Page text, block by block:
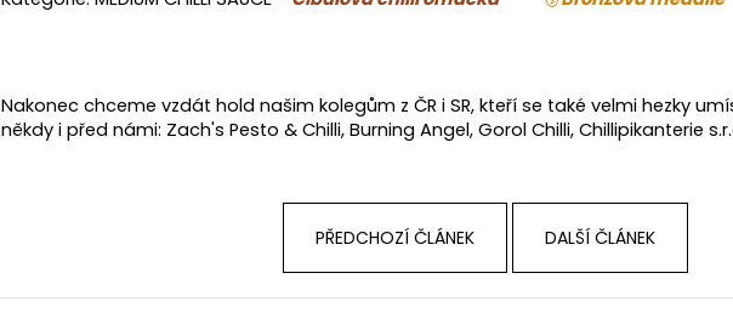
Nakonec chceme vzdát hold našim kolegům z ČR i SR, kteří se také velmi hezky
někdy i před námi: Zach's Pesto & Chilli, Burning Angel, Gorol Chilli, Chillipikanterie
PŘEDCHOZÍ ČLÁNEK DALŠÍ ČLÁNEK